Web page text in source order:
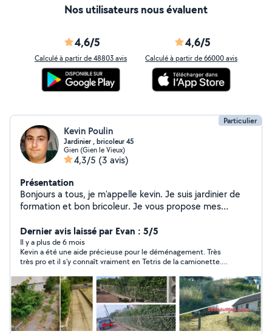
Nos utilisateurs nous évaluent
4,6/5
Calculé à partir de 48803 avis
4,6/5
Calculé à partir de 66000 avis
Particulier
Kevin Poulin
Jardinier , bricoleur 45
Gien (Gien le Vieux)
4,3/5 (3 avis)
Présentation
Bonjours a tous, je m'appelle kevin. Je suis jardinier de
formation et bon bricoleur. Je vous propose mes
votre jardin . Mes prestations sont : Taille de haie Taille
d'arbuste Tonte Debroussaillage Désherbage Plantation
Montage de meuble Petite tache de plomberie (
remplacement de siphon ). Petite de serrurerie ( pose
et / ou remplacement de canon de porte, serrure). Aide
au déménagement ( chargement et déchargement ).
Dernier avis laissé par Evan : 5/5
Il y a plus de 6 mois
Kevin a été une aide précieuse pour le déménagement. Très
très pro et il s'y connaît vraiment en Tetris de la camionette.